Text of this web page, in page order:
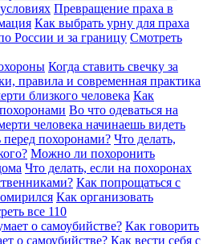
Превращение праха в
Как выбрать урну для праха
России и за границу Смотреть
Когда ставить свечку за
правила и современная практика
близкого человека Как
Во что одеваться на
человека начинаешь видеть
похоронами? Что делать,
Можно ли похоронить
Что делать, если на похоронах
Как попрощаться с
Как организовать
все 110
о самоубийстве? Как говорить
о самоубийстве? Как вести себя с